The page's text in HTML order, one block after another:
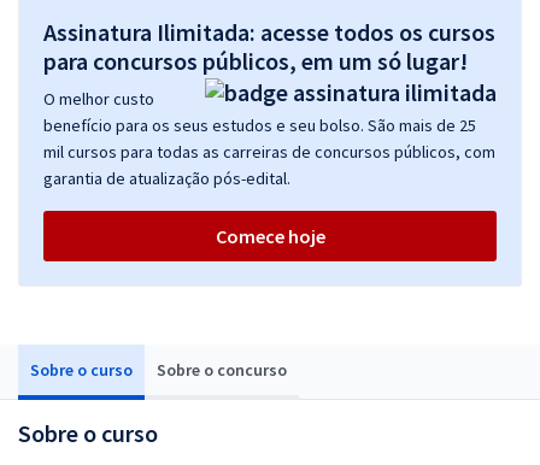
Sobre o curso Sobre o concurso
Sobre o curso
Assinatura Ilimitada: acesse todos os cursos
para concursos públicos, em um só lugar!
O melhor custo
benefício para os seus estudos e seu bolso. São mais de 25
mil cursos para todas as carreiras de concursos públicos, com
garantia de atualização pós-edital.
Comece hoje